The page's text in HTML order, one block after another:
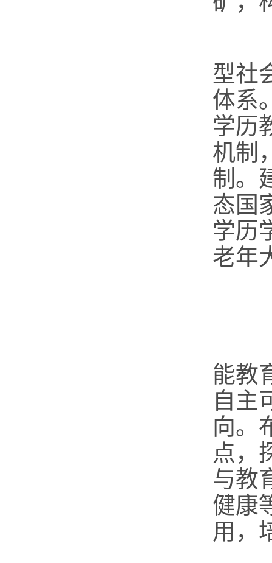
型社
体系
学历
机制
制。
态国
学历
老年
能教
自主
向。
点，
与教
健康
用，